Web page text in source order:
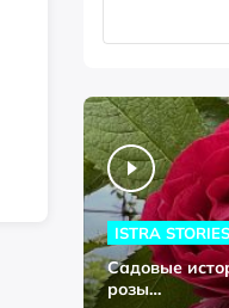
ISTRA STORIES
Садовые
розы…